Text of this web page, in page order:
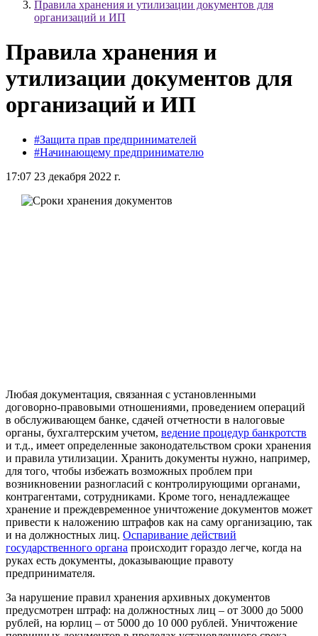
Правила хранения и утилизации документов для
организаций и ИП
Правила хранения и
утилизации документов для
организаций и ИП
#Защита прав предпринимателей
#Начинающему предпринимателю
17:07 23 декабря 2022 г.
Любая документация, связанная с установленными
договорно-правовыми отношениями, проведением операций
в обслуживающем банке, сдачей отчетности в налоговые
органы, бухгалтерским учетом, ведение процедур банкротств
и т.д., имеет определенные законодательством сроки хранения
и правила утилизации. Хранить документы нужно, например,
для того, чтобы избежать возможных проблем при
возникновении разногласий с контролирующими органами,
контрагентами, сотрудниками. Кроме того, ненадлежащее
хранение и преждевременное уничтожение документов может
привести к наложению штрафов как на саму организацию, так
и на должностных лиц. Оспаривание действий
государственного органа происходит гораздо легче, когда на
руках есть документы, доказывающие правоту
предпринимателя.
За нарушение правил хранения архивных документов
предусмотрен штраф: на должностных лиц – от 3000 до 5000
рублей, на юрлиц – от 5000 до 10 000 рублей. Уничтожение